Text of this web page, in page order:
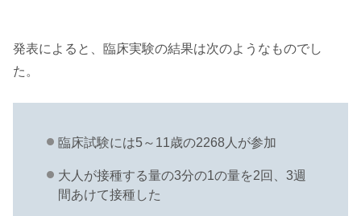
発表によると、臨床実験の結果は次のようなものでし
た。
臨床試験には5～11歳の2268人が参加
大人が接種する量の3分の1の量を2回、3週
間あけて接種した